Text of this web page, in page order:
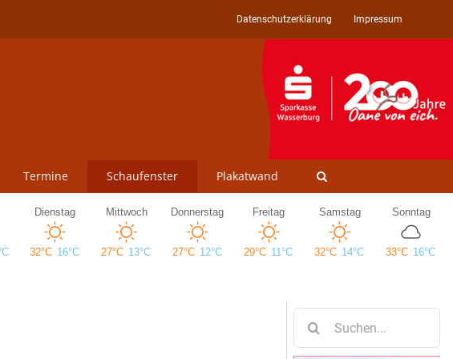
Datenschutzerklärung Impressum
Termine Schaufenster Plakatwand
nach: